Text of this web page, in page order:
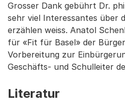
Grosser Dank gebührt Dr.
sehr viel Interessantes über
erzählen weiss. Anatol
für «Fit für Basel» der
Vorbereitung zur
Geschäfts- und Schulleiter
Literatur